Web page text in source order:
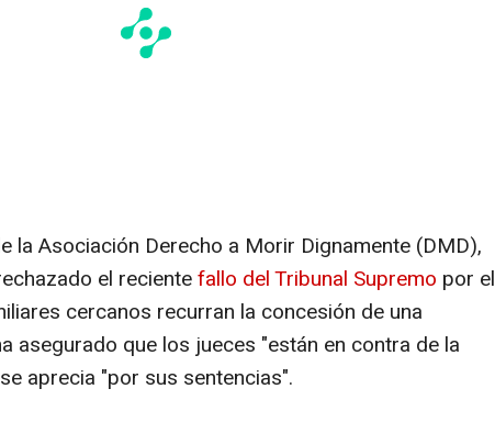
la Asociación Derecho a Morir Dignamente (DMD),
el recientefallo del Tribunal Supremo por el
cercanos recurran la concesión de una
asegurado que los jueces "están en contra de la
aprecia "por sus sentencias".